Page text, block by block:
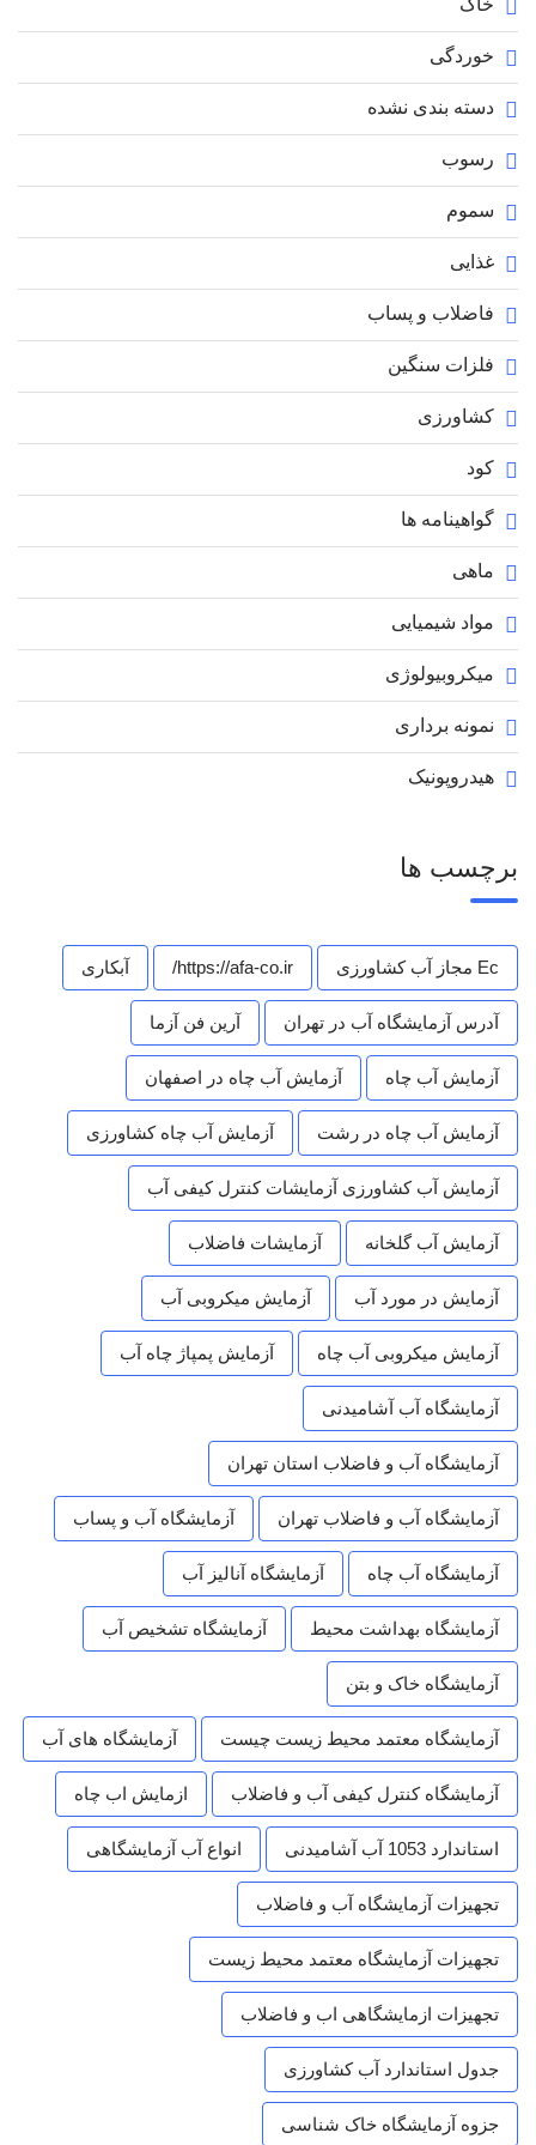
خاک
خوردگی
دسته بندی نشده
رسوب
سموم
غذایی
فاضلاب و پساب
فلزات سنگین
کشاورزی
کود
گواهینامه ها
ماهی
مواد شیمیایی
میکروبیولوژی
نمونه برداری
هیدروپونیک
برچسب ها
Ec مجاز آب کشاورزی https://afa-co.ir/ آبکاری
آدرس آزمایشگاه آب در تهران آرین فن آزما
آزمایش آب چاه آزمایش آب چاه در اصفهان
آزمایش آب چاه در رشت آزمایش آب چاه کشاورزی
آزمایش آب کشاورزی آزمایشات کنترل کیفی آب
آزمایش آب گلخانه آزمایشات فاضلاب
آزمایش در مورد آب آزمایش میکروبی آب
آزمایش میکروبی آب چاه آزمایش پمپاژ چاه آب
آزمایشگاه آب آشامیدنی
آزمایشگاه آب و فاضلاب استان تهران
آزمایشگاه آب و فاضلاب تهران آزمایشگاه آب و پساب
آزمایشگاه آب چاه آزمایشگاه آنالیز آب
آزمایشگاه بهداشت محیط آزمایشگاه تشخیص آب
آزمایشگاه خاک و بتن
آزمایشگاه معتمد محیط زیست چیست آزمایشگاه های آب
آزمایشگاه کنترل کیفی آب و فاضلاب ازمایش اب چاه
استاندارد 1053 آب آشامیدنی انواع آب آزمایشگاهی
تجهیزات آزمایشگاه آب و فاضلاب
تجهیزات آزمایشگاه معتمد محیط زیست
تجهیزات ازمایشگاهی اب و فاضلاب
جدول استاندارد آب کشاورزی
جزوه آزمایشگاه خاک شناسی